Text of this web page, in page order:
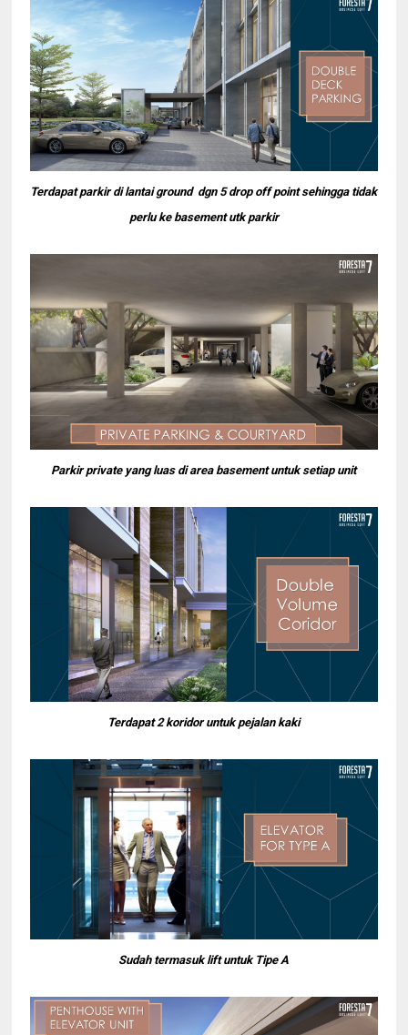
Terdapat parkir di lantai ground dgn 5 drop off point sehingga tidak
perlu ke basement utk parkir
Parkir private yang luas di area basement untuk setiap unit
Terdapat 2 koridor untuk pejalan kaki
Sudah termasuk lift untuk Tipe A